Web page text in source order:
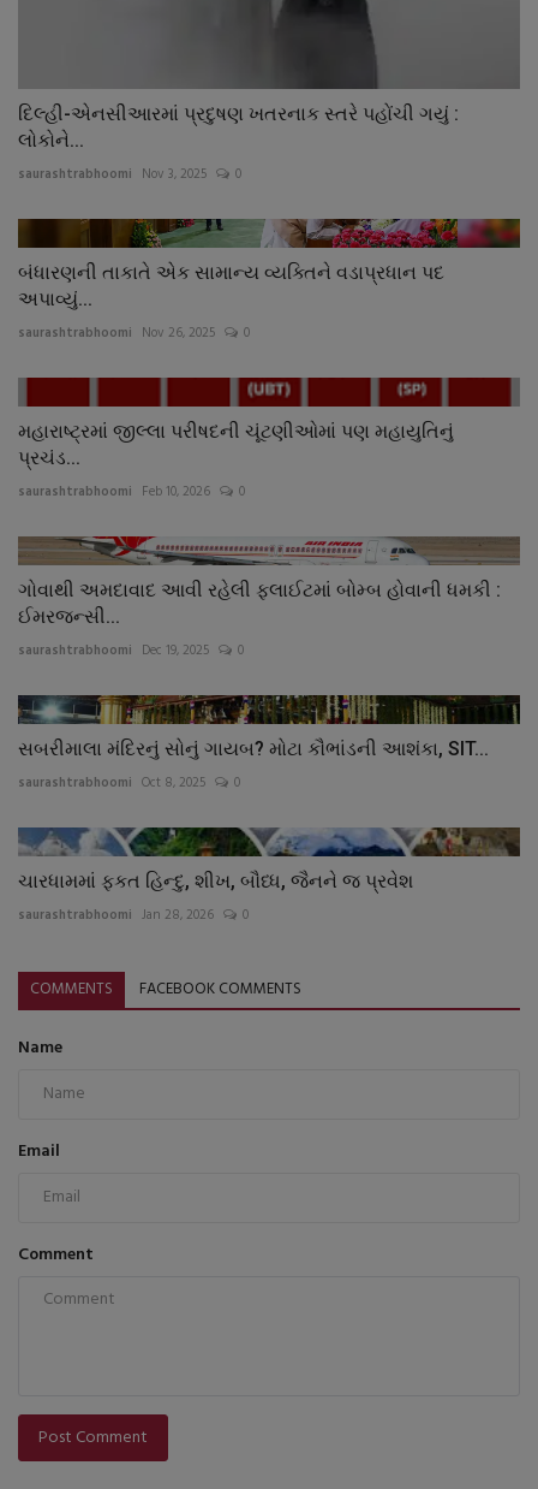
દિલ્હી-એનસીઆરમાં પ્રદુષણ ખતરનાક સ્તરે પહોંચી ગયું :
લોકોને...
saurashtrabhoomi Nov 3, 2025 0
બંધારણની તાકાતે એક સામાન્ય વ્યક્તિને વડાપ્રધાન પદ
અપાવ્યું...
saurashtrabhoomi Nov 26, 2025 0
મહારાષ્ટ્રમાં જીલ્લા પરીષદની ચૂંટણીઓમાં પણ મહાયુતિનું
પ્રચંડ...
saurashtrabhoomi Feb 10, 2026 0
ગોવાથી અમદાવાદ આવી રહેલી ફલાઈટમાં બોમ્બ હોવાની ધમકી :
ઈમરજન્સી...
saurashtrabhoomi Dec 19, 2025 0
સબરીમાલા મંદિરનું સોનું ગાયબ? મોટા કૌભાંડની આશંકા, SIT...
saurashtrabhoomi Oct 8, 2025 0
ચારધામમાં ફકત હિન્દુ, શીખ, બૌધ્ધ, જૈનને જ પ્રવેશ
saurashtrabhoomi Jan 28, 2026 0
COMMENTS FACEBOOK COMMENTS
Name
Email
Comment
Post Comment